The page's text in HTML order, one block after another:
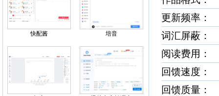
快配酱 培音
更新频率
词汇屏蔽
阅读费用：
回馈速度
回馈质量